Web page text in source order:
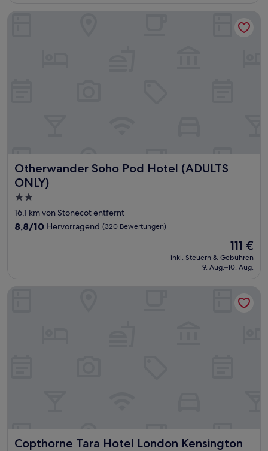
Otherwander Soho Pod Hotel (ADULTS
ONLY)
Otherwander Soho Pod Hotel (ADULTS ONLY)
2.0-
Sterne-
Unterkunft
16,1 km von Stonecot entfernt
8.8
8,8/10 Hervorragend (320 Bewertungen)
Der
Preis
beträgt
111 €
inkl. Steuern & Gebühren
9. Aug.–10. Aug.
Copthorne Tara Hotel London Kensington
Copthorne Tara Hotel London Kensington
Copthorne Tara Hotel London Kensington